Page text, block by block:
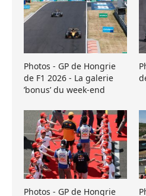
Photos - GP de Hongrie
de F1 2026 - La galerie
’bonus’ du week-end
Photos - GP de Hongrie